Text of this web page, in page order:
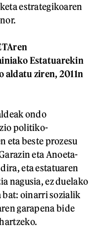
estrategikoaren
Estatuarekin
aldatu ziren, 2011n
ondo
politiko-
eta beste prozesu
eta Anoeta-
eta estatuaren
nagusia, ez duelako
bat: oinarri sozialik
garapena bide